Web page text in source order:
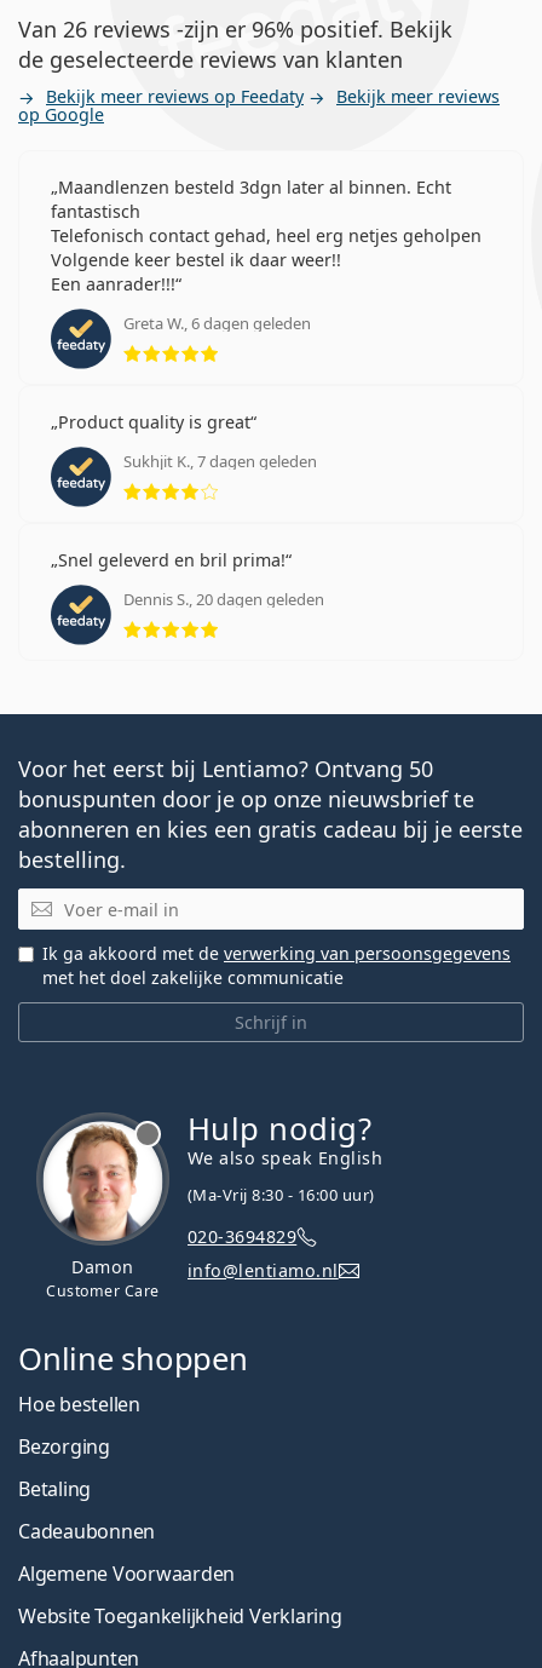
Van 26 reviews -zijn er 96% positief. Bekijk
de geselecteerde reviews van klanten
Bekijk meer reviews op Feedaty Bekijk meer reviews
op Google
Maandlenzen besteld 3dgn later al binnen. Echt
fantastisch
Telefonisch contact gehad, heel erg netjes geholpen
Volgende keer bestel ik daar weer!!
Een aanrader!!!
Greta W., 6 dagen geleden
Beoordeling 5 van 5
Product quality is great
Sukhjit K., 7 dagen geleden
Beoordeling 4 van 5
Snel geleverd en bril prima!
Dennis S., 20 dagen geleden
Beoordeling 5 van 5
Voor het eerst bij Lentiamo? Ontvang 50
bonuspunten door je op onze nieuwsbrief te
abonneren en kies een gratis cadeau bij je eerste
bestelling.
E-mail
Schrijf in
Ik ga akkoord met de verwerking van persoonsgegevens
met het doel zakelijke communicatie
Damon
Customer Care
Hulp nodig?
We also speak English
(Ma-Vrij 8:30 - 16:00 uur)
020-3694829
info@lentiamo.nl
Online shoppen
Hoe bestellen
Bezorging
Betaling
Cadeaubonnen
Algemene Voorwaarden
Website Toegankelijkheid Verklaring
Afhaalpunten